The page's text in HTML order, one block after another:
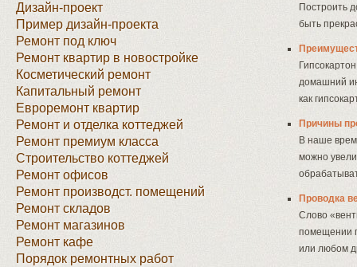
Дизайн-проект
Пример дизайн-проекта
Ремонт под ключ
Ремонт квартир в новостройке
Косметический ремонт
Капитальный ремонт
Евроремонт квартир
Ремонт и отделка коттеджей
Ремонт премиум класса
Строительство коттеджей
Ремонт офисов
Ремонт производст. помещений
Ремонт складов
Ремонт магазинов
Ремонт кафе
Порядок ремонтных работ
Построить
быть
домашний
как
Причины
В наше
можно
Проводка
Слово
помещении
или любом